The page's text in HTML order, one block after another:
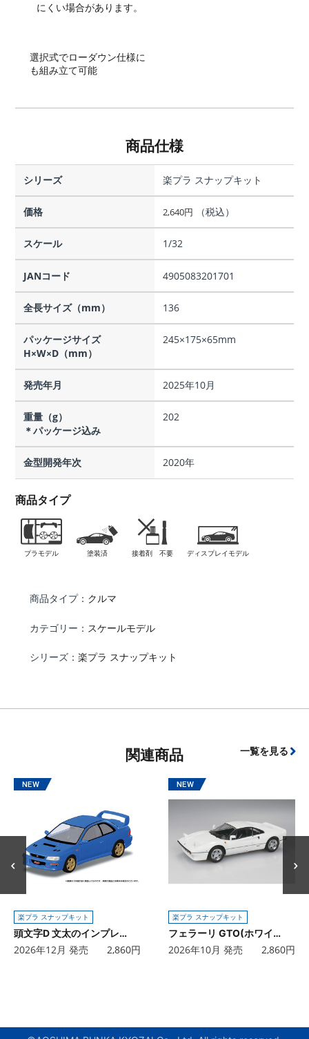
にくい場合があります。
選択式でローダウン仕様に
も組み立て可能
商品仕様
シリーズ 楽プラ スナップキット
価格 2,640円 （税込）
スケール 1/32
JANコード 4905083201701
全長サイズ（mm） 136
パッケージサイズ
H×W×D（mm）
245×175×65mm
発売年月 2025年10月
重量（g）
＊パッケージ込み
202
金型開発年次 2020年
商品タイプ
プラモデル 塗装済 接着剤 不要 ディスプレイモデル
商品タイプ： クルマ
カテゴリー： スケールモデル
シリーズ： 楽プラ スナップキット
関連商品 一覧を見る
楽プラ スナップキット
頭文字D 文太のインプレッサ
2026年12月 発売 2,860円
楽プラ スナップキット
フェラーリ GTO(ホワイト)
2026年10月 発売 2,860円